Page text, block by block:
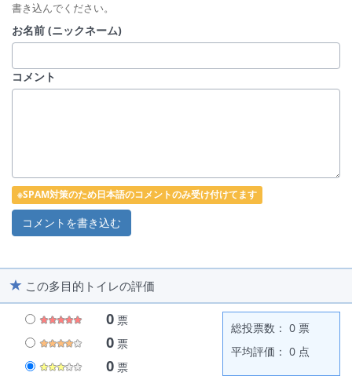
書き込んでください。
お名前 (ニックネーム)
コメント
※SPAM対策のため日本語のコメントのみ受け付けてます
この多目的トイレの評価
0 票
0 票
0 票
総投票数： 0 票
平均評価： 0 点